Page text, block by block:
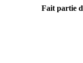
Fait partie